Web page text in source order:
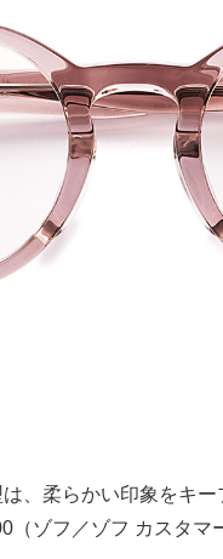
、柔らかい印象をキ
ゾフ／ゾフ カスタマ